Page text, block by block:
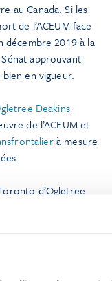
au Canada. Si les
de l’ACEUM face
décembre 2019 à la
approuvant
en vigueur.
Deakins
de l’ACEUM et
à mesure
d’Ogletree